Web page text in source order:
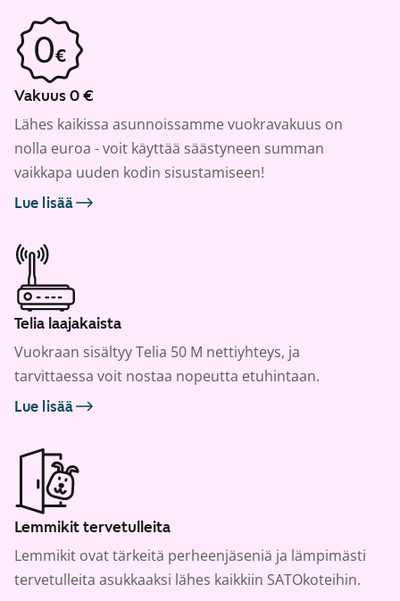
Vakuus 0 €
Lähes kaikissa asunnoissamme vuokravakuus on
nolla euroa - voit käyttää säästyneen summan
vaikkapa uuden kodin sisustamiseen!
Lue lisää
Telia laajakaista
Vuokraan sisältyy Telia 50 M nettiyhteys, ja
tarvittaessa voit nostaa nopeutta etuhintaan.
Lue lisää
Lemmikit tervetulleita
Lemmikit ovat tärkeitä perheenjäseniä ja lämpimästi
tervetulleita asukkaaksi lähes kaikkiin SATOkoteihin.